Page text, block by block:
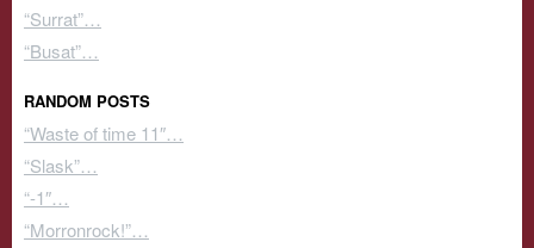
“Surrat”…
“Busat”…
RANDOM POSTS
“Waste of time 11″…
“Slask”…
“-1″…
“Morronrock!”…